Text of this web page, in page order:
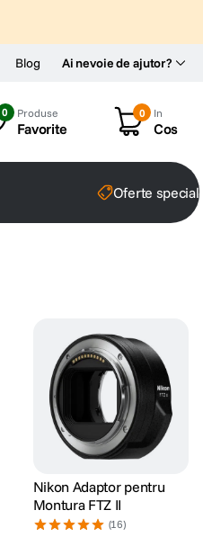
Ai nevoie de ajutor?
Blog
0 Produse
Favorite
0 In
Cos
Oferte
Nikon Adaptor pentru
Montura FTZ II
(16)